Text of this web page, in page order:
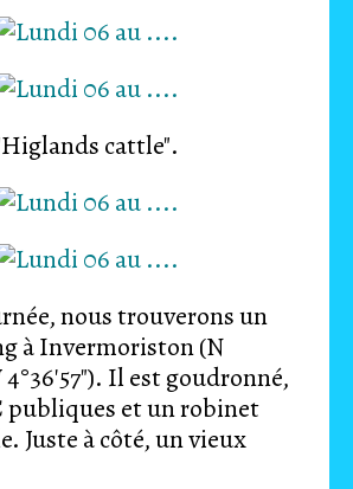
cattle".
nous trouverons un
à Invermoriston (N
4°36'57"). Il est goudronné,
publiques et un robinet
Juste à côté, un vieux